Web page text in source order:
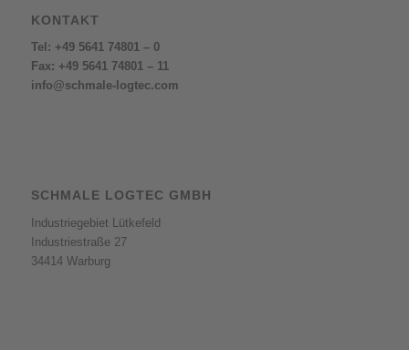
KONTAKT
Tel: +49 5641 74801 – 0
Fax: +49 5641 74801 – 11
info@schmale-logtec.com
SCHMALE LOGTEC GMBH
Industriegebiet Lütkefeld
Industriestraße 27
34414 Warburg